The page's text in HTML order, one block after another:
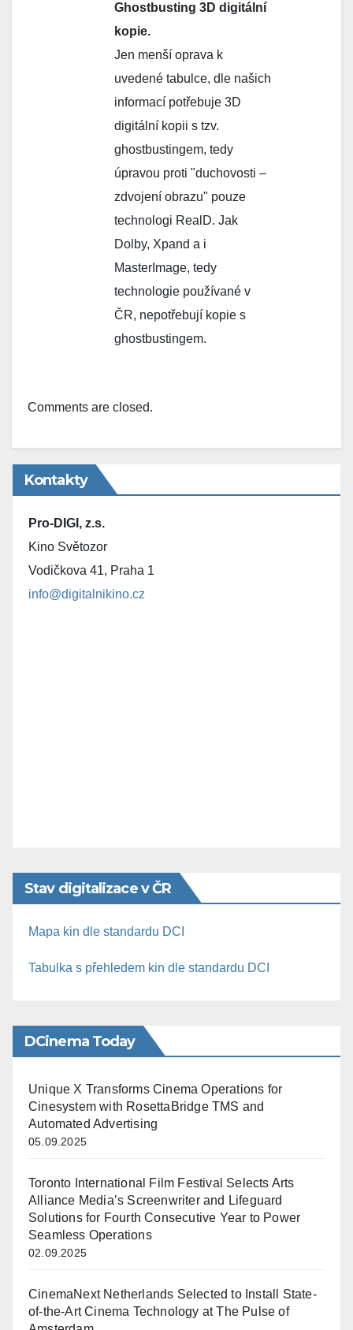
Ghostbusting 3D digitální
kopie.
Jen menší oprava k
uvedené tabulce, dle našich
informací potřebuje 3D
digitální kopii s tzv.
ghostbustingem, tedy
úpravou proti "duchovosti –
zdvojení obrazu" pouze
technologi RealD. Jak
Dolby, Xpand a i
MasterImage, tedy
technologie používané v
ČR, nepotřebují kopie s
ghostbustingem.
Comments are closed.
Kontakty
Pro-DIGI, z.s.
Kino Světozor
Vodičkova 41, Praha 1
info@digitalnikino.cz
Stav digitalizace v ČR
Mapa kin dle standardu DCI
Tabulka s přehledem kin dle standardu DCI
DCinema Today
Unique X Transforms Cinema Operations for
Cinesystem with RosettaBridge TMS and
Automated Advertising
05.09.2025
Toronto International Film Festival Selects Arts
Alliance Media’s Screenwriter and Lifeguard
Solutions for Fourth Consecutive Year to Power
Seamless Operations
02.09.2025
CinemaNext Netherlands Selected to Install State-
of-the-Art Cinema Technology at The Pulse of